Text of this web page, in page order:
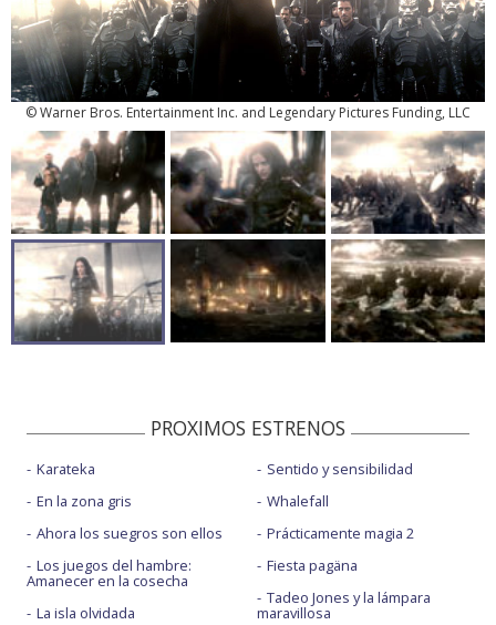
© Warner Bros. Entertainment Inc. and Legendary Pictures Funding, LLC
PROXIMOS ESTRENOS
Karateka
En la zona gris
Ahora los suegros son ellos
Los juegos del hambre:
Amanecer en la cosecha
La isla olvidada
Sentido y sensibilidad
Whalefall
Prácticamente magia 2
Fiesta pagäna
Tadeo Jones y la lámpara
maravillosa